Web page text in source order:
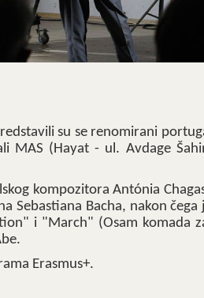
su se renomirani
MAS (Hayat - ul. Avdage
kompozitora Antónia
Sebastiana Bacha, nakon čega
i "March" (Osam komada
Erasmus+.